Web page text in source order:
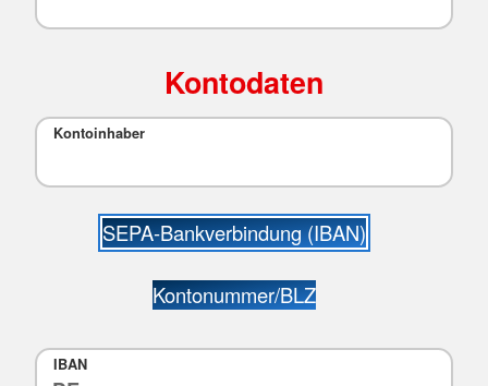
Kontodaten
Kontoinhaber
SEPA-Bankverbindung (IBAN)
Kontonummer/BLZ
IBAN